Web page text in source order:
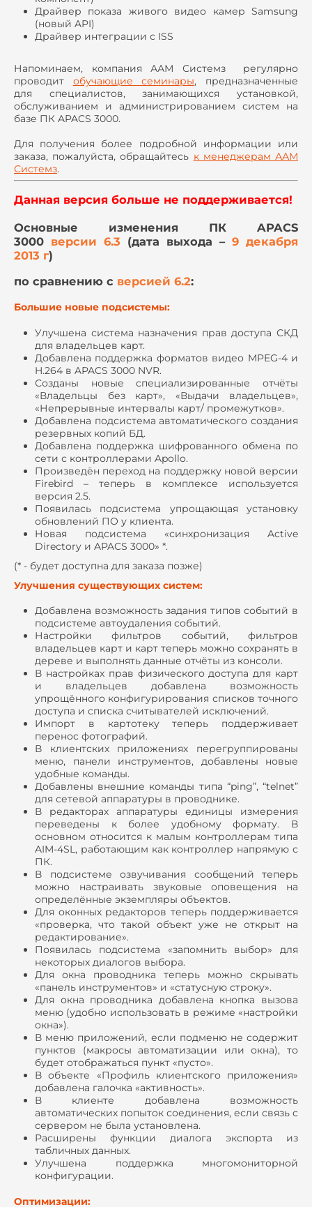
Драйвер показа живого видео камер Samsung
(новый API)
Драйвер интеграции с ISS
Напоминаем, компания ААМ Системз регулярно
проводит обучающие семинары, предназначенные
для специалистов, занимающихся установкой,
обслуживанием и администрированием систем на
базе ПК APACS 3000.
Для получения более подробной информации или
заказа, пожалуйста, обращайтесь к менеджерам ААМ
Системз.
Данная версия больше не поддерживается!
Основные изменения ПК APACS
3000 версии 6.3 (дата выхода – 9 декабря
2013 г)
по сравнению с версией 6.2:
Большие новые подсистемы:
Улучшена система назначения прав доступа СКД
для владельцев карт.
Добавлена поддержка форматов видео MPEG-4 и
H.264 в APACS 3000 NVR.
Созданы новые специализированные отчёты
«Владельцы без карт», «Выдачи владельцев»,
«Непрерывные интервалы карт/ промежутков».
Добавлена подсистема автоматического создания
резервных копий БД.
Добавлена поддержка шифрованного обмена по
сети с контроллерами Apollo.
Произведён переход на поддержку новой версии
Firebird – теперь в комплексе используется
версия 2.5.
Появилась подсистема упрощающая установку
обновлений ПО у клиента.
Новая подсистема «синхронизация Active
Directory и APACS 3000» *.
(* - будет доступна для заказа позже)
Улучшения существующих систем:
Добавлена возможность задания типов событий в
подсистеме автоудаления событий.
Настройки фильтров событий, фильтров
владельцев карт и карт теперь можно сохранять в
дереве и выполнять данные отчёты из консоли.
В настройках прав физического доступа для карт
и владельцев добавлена возможность
упрощённого конфигурирования списков точного
доступа и списка считывателей исключений.
Импорт в картотеку теперь поддерживает
перенос фотографий.
В клиентских приложениях перегруппированы
меню, панели инструментов, добавлены новые
удобные команды.
Добавлены внешние команды типа “ping”, “telnet”
для сетевой аппаратуры в проводнике.
В редакторах аппаратуры единицы измерения
переведены к более удобному формату. В
основном относится к малым контроллерам типа
AIM-4SL, работающим как контроллер напрямую с
ПК.
В подсистеме озвучивания сообщений теперь
можно настраивать звуковые оповещения на
определённые экземпляры объектов.
Для оконных редакторов теперь поддерживается
«проверка, что такой объект уже не открыт на
редактирование».
Появилась подсистема «запомнить выбор» для
некоторых диалогов выбора.
Для окна проводника теперь можно скрывать
«панель инструментов» и «статусную строку».
Для окна проводника добавлена кнопка вызова
меню (удобно использовать в режиме «настройки
окна»).
В меню приложений, если подменю не содержит
пунктов (макросы автоматизации или окна), то
будет отображаться пункт «пусто».
В объекте «Профиль клиентского приложения»
добавлена галочка «активность».
В клиенте добавлена возможность
автоматических попыток соединения, если связь с
сервером не была установлена.
Расширены функции диалога экспорта из
табличных данных.
Улучшена поддержка многомониторной
конфигурации.
Оптимизации: